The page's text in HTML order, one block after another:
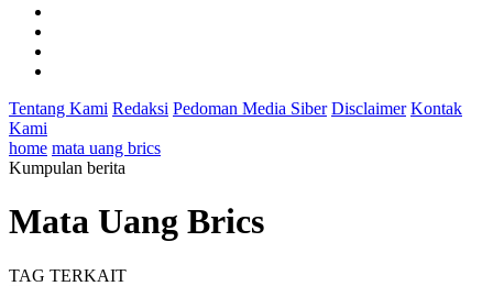
Tentang Kami Redaksi Pedoman Media Siber Disclaimer Kontak
Kami
home mata uang brics
Kumpulan berita
Mata Uang Brics
TAG TERKAIT